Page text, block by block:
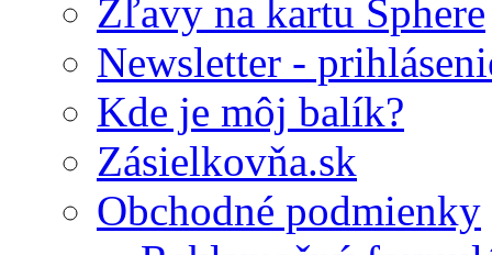
Zľavy na kartu Sphere
Newsletter -
Kde je môj balík?
Zásielkovňa.sk
Obchodné podmienky